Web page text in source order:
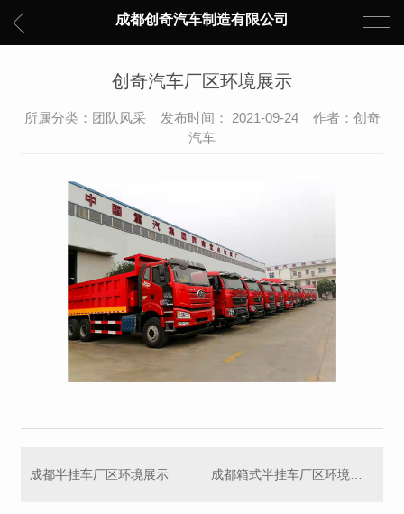
成都创奇汽车制造有限公司
创奇汽车厂区环境展示
所属分类：团队风采 发布时间： 2021-09-24 作者：创奇
汽车
成都半挂车厂区环境展示